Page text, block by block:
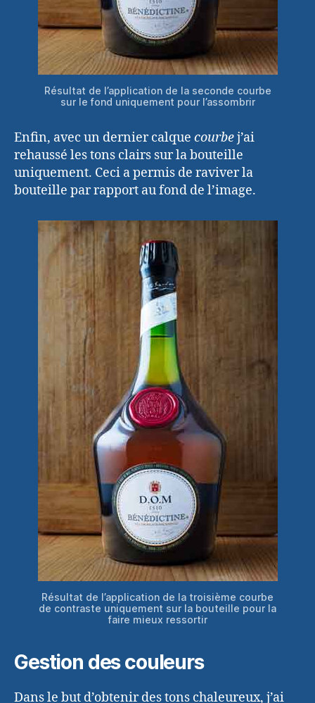
Résultat de l’application de la seconde courbe
sur le fond uniquement pour l’assombrir
Enfin, avec un dernier calque courbej’ai
rehaussé les tons clairs sur la bouteille
uniquement. Ceci a permis de raviver la
bouteille par rapport au fond de l’image.
Résultat de l’application de la troisième courbe
de contraste uniquement sur la bouteille pour la
faire mieux ressortir
Gestion des couleurs
Dans le but d’obtenir des tons chaleureux, j’ai